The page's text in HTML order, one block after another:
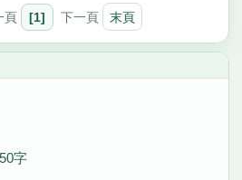
頁 [1] 下一頁 末頁
字